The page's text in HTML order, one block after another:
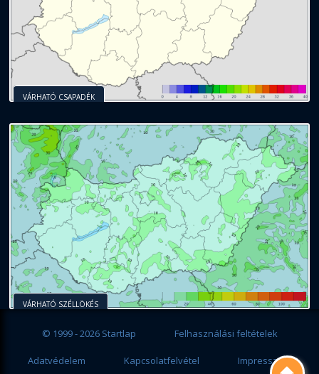
VÁRHATÓ CSAPADÉK
VÁRHATÓ SZÉLLÖKÉS
© 1999 - 2026 Startlap Felhasználási feltételek
Adatvédelem Kapcsolatfelvétel Impresszum